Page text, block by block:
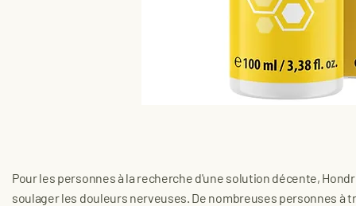
Pour les personnes à la recherche d'une solution décente,
soulager les douleurs nerveuses. De nombreuses personnes